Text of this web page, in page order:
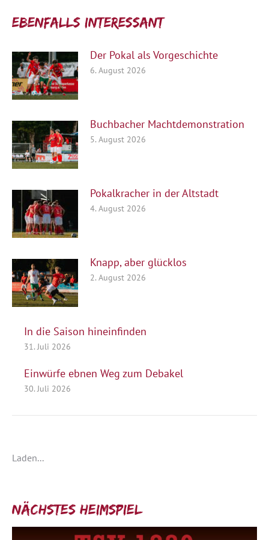
Ebenfalls interessant:
Der Pokal als Vorgeschichte
6. August 2026
Buchbacher Machtdemonstration
5. August 2026
Pokalkracher in der Altstadt
4. August 2026
Knapp, aber glücklos
2. August 2026
In die Saison hineinfinden
31. Juli 2026
Einwürfe ebnen Weg zum Debakel
30. Juli 2026
Laden...
Nächstes Heimspiel